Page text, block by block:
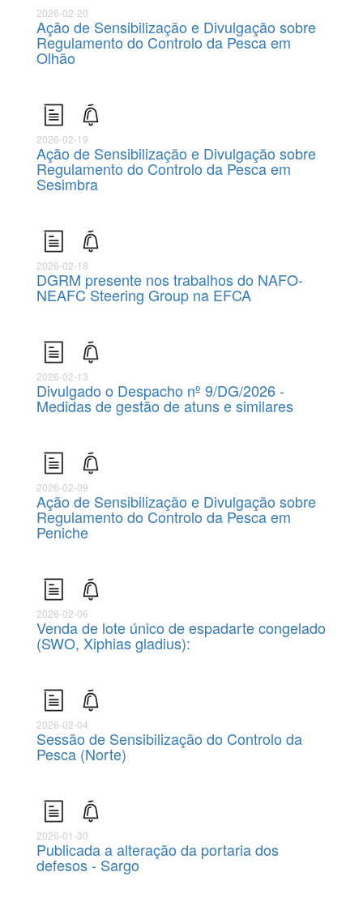
2026-02-20
Ação de Sensibilização e Divulgação sobre
Regulamento do Controlo da Pesca em
Olhão
2026-02-19
Ação de Sensibilização e Divulgação sobre
Regulamento do Controlo da Pesca em
Sesimbra
2026-02-18
DGRM presente nos trabalhos do NAFO-
NEAFC Steering Group na EFCA
2026-02-13
Divulgado o Despacho nº 9/DG/2026 -
Medidas de gestão de atuns e similares
2026-02-09
Ação de Sensibilização e Divulgação sobre
Regulamento do Controlo da Pesca em
Peniche
2026-02-06
Venda de lote único de espadarte congelado
(SWO, Xiphias gladius):
2026-02-04
Sessão de Sensibilização do Controlo da
Pesca (Norte)
2026-01-30
Publicada a alteração da portaria dos
defesos - Sargo